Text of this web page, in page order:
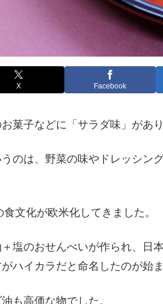
X Facebook
菓子などに「サラダ味」があり
のは、野菜の味やドレッシン
文化が欧米化してきました。
塩のおせんべいが作られ、日
がハイカラだと命名したのが始
も高価な物でした。